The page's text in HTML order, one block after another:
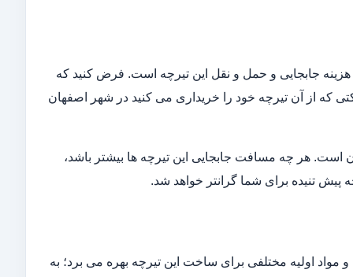
هزینه جابجایی و حمل و نقل این تیرچه است. فرض کنید که
که از آن تیرچه خود را خریداری می کنید در شهر اصفهان
هر چه مسافت جابجایی این تیرچه ها بیشتر باشد،
پیش تنیده برای شما گرانتر خواهد شد.
اولیه مختلفی برای ساخت این تیرچه بهره می برد؛ به